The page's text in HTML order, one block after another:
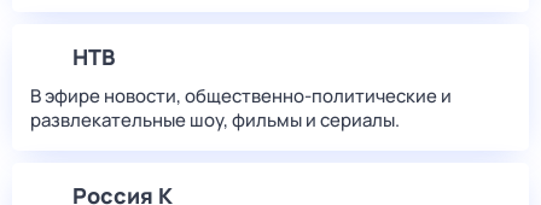
НТВ
В эфире новости, общественно-политические и
развлекательные шоу, фильмы и сериалы.
Россия К